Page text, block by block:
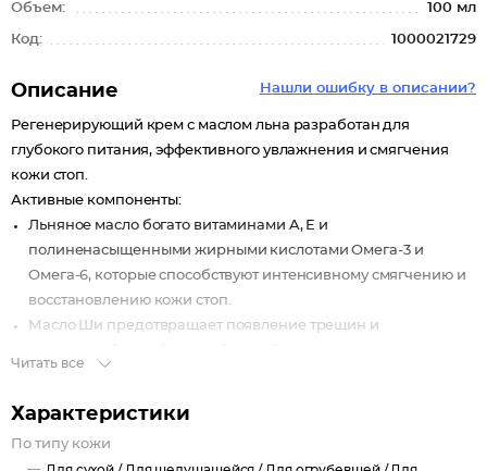
Объем: 100 мл
Код: 1000021729
Нашли ошибку в описании?
Описание
Регенерирующий крем с маслом льна разработан для
глубокого питания, эффективного увлажнения и смягчения
кожи стоп.
Активные компоненты:
Льняное масло богато витаминами A, E и
полиненасыщенными жирными кислотами Омега-3 и
Омега-6, которые способствуют интенсивному смягчению и
восстановлению кожи стоп.
Масло Ши предотвращает появление трещин и
увлажнении кожи, смягчает огрубевшие участки,
препятствует шелушению, делая кожу стоп гладкой и
Читать все
Характеристики
По типу кожи